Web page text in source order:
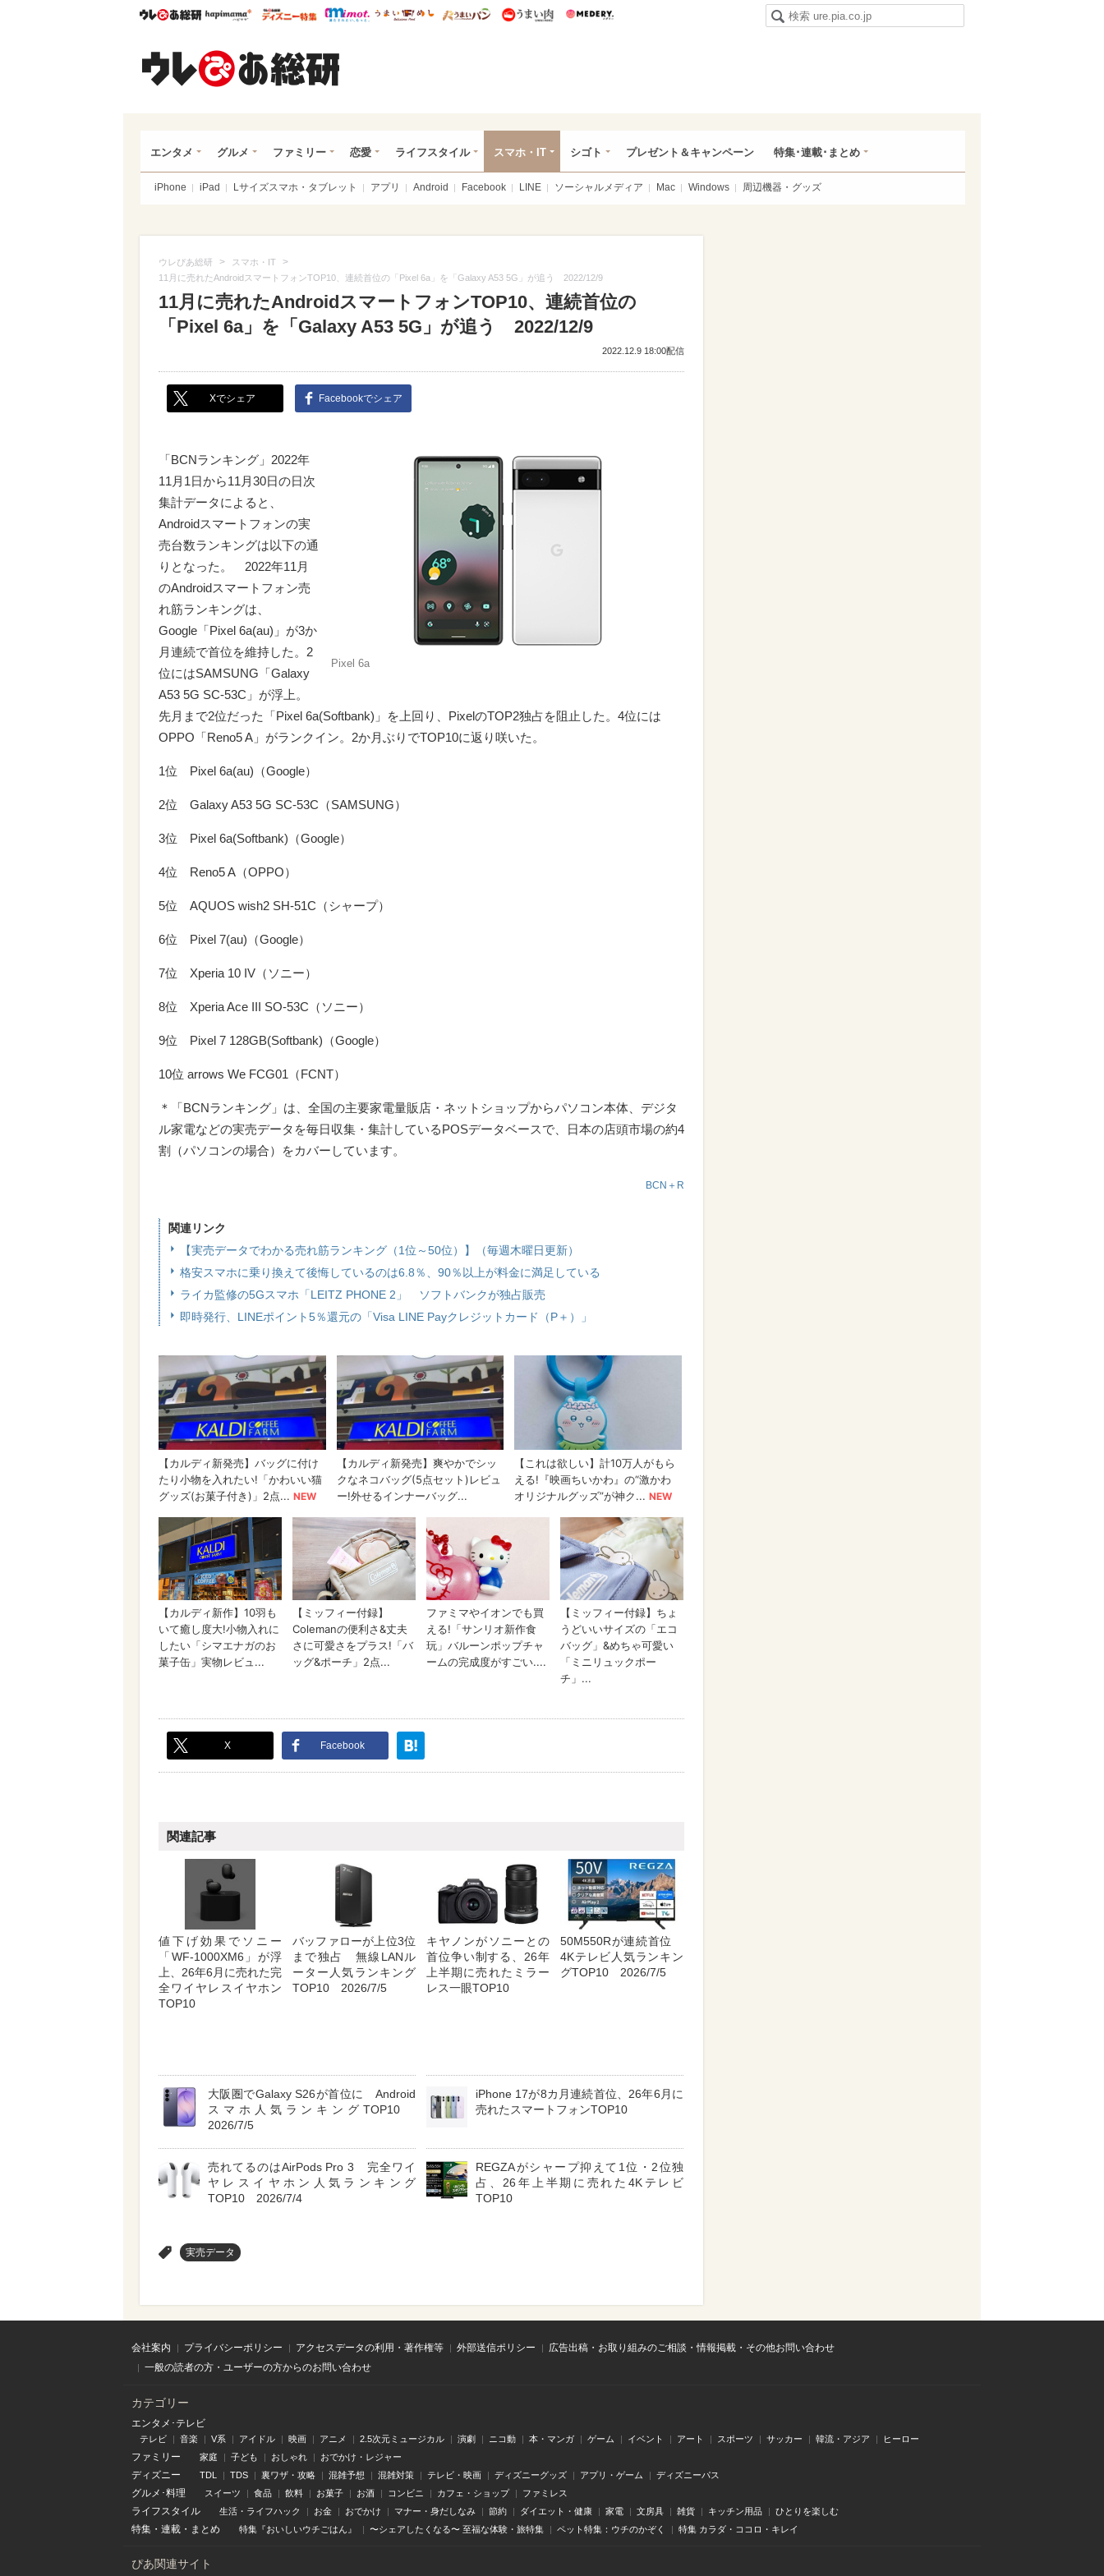
ウレぴあ総研ハピママ* ウレぴあ総研 ディズニー特集
mimot. うまいめし うまいパン うまい肉
エンタメ グルメ ファミリー 恋愛 ライフスタイル スマホ・IT シゴト プレゼント＆キャンペーン 特集･連載･まとめ
iPhone iPad Lサイズスマホ・タブレット アプリ Android Facebook LINE ソーシャルメディア Mac Windows 周辺機器・グッズ
ウレぴあ総研 > スマホ・IT >
11月に売れたAndroidスマートフォンTOP10、連続首位の「Pixel 6a」を「Galaxy A53 5G」が追う 2022/12/9
11月に売れたAndroidスマートフォンTOP10、連続首位の
「Pixel 6a」を「Galaxy A53 5G」が追う 2022/12/9
2022.12.9 18:00配信
Xでシェア Facebookでシェア
Pixel 6a
「BCNランキング」2022年
11月1日から11月30日の日次
集計データによると、
Androidスマートフォンの実
売台数ランキングは以下の通
りとなった。 2022年11月
のAndroidスマートフォン売
れ筋ランキングは、
Google「Pixel 6a(au)」が3か
月連続で首位を維持した。2
位にはSAMSUNG「Galaxy
A53 5G SC-53C」が浮上。
先月まで2位だった「Pixel 6a(Softbank)」を上回り、PixelのTOP2独占を阻止した。4位には
OPPO「Reno5 A」がランクイン。2か月ぶりでTOP10に返り咲いた。
1位 Pixel 6a(au)（Google）
2位 Galaxy A53 5G SC-53C（SAMSUNG）
3位 Pixel 6a(Softbank)（Google）
4位 Reno5 A（OPPO）
5位 AQUOS wish2 SH-51C（シャープ）
6位 Pixel 7(au)（Google）
7位 Xperia 10 IV（ソニー）
8位 Xperia Ace III SO-53C（ソニー）
9位 Pixel 7 128GB(Softbank)（Google）
10位 arrows We FCG01（FCNT）
＊「BCNランキング」は、全国の主要家電量販店・ネットショップからパソコン本体、デジタ
ル家電などの実売データを毎日収集・集計しているPOSデータベースで、日本の店頭市場の約4
割（パソコンの場合）をカバーしています。
BCN＋R
関連リンク
【実売データでわかる売れ筋ランキング（1位～50位）】（毎週木曜日更新）
格安スマホに乗り換えて後悔しているのは6.8％、90％以上が料金に満足している
ライカ監修の5Gスマホ「LEITZ PHONE 2」 ソフトバンクが独占販売
即時発行、LINEポイント5％還元の「Visa LINE Payクレジットカード（P＋）」
X Facebook
関連記事
値下げ効果でソニー
「WF-1000XM6」が浮
上、26年6月に売れた完
全ワイヤレスイヤホン
TOP10
バッファローが上位3位
まで独占 無線LANル
ーター人気ランキング
TOP10 2026/7/5
キヤノンがソニーとの
首位争い制する、26年
上半期に売れたミラー
レス一眼TOP10
50M550Rが連続首位
4Kテレビ人気ランキン
グTOP10 2026/7/5
大阪圏でGalaxy S26が首位に Android
スマホ人気ランキングTOP10
2026/7/5
iPhone 17が8カ月連続首位、26年6月に
売れたスマートフォンTOP10
売れてるのはAirPods Pro 3 完全ワイ
ヤレスイヤホン人気ランキング
TOP10 2026/7/4
REGZAがシャープ抑えて1位・2位独
占、26年上半期に売れた4Kテレビ
TOP10
実売データ
会社案内 プライバシーポリシー アクセスデータの利用・著作権等 外部送信ポリシー
広告出稿・お取り組みのご相談・情報掲載・その他お問い合わせ
一般の読者の方・ユーザーの方からのお問い合わせ
カテゴリー
エンタメ･テレビ
テレビ 音楽 V系 アイドル 映画 アニメ 2.5次元ミュージカル 演劇 ニコ動 本・マンガ ゲーム イベント アート スポーツ サッカー 韓流・アジア ヒーロー
ファミリー 家庭 子ども おしゃれ おでかけ・レジャー
ディズニー TDL TDS 裏ワザ・攻略 混雑予想 混雑対策 テレビ・映画 ディズニーグッズ アプリ・ゲーム ディズニーパス
グルメ･料理 スイーツ 食品 飲料 お菓子 お酒 コンビニ カフェ・ショップ ファミレス
ライフスタイル 生活・ライフハック お金 おでかけ マナー・身だしなみ 節約 ダイエット・健康 家電 文房具 雑貨 キッチン用品 ひとりを楽しむ
特集 ・ 連載 ・ まとめ 特集『おいしいウチごはん』 〜シェアしたくなる〜 至福な体験・旅特集 ペット特集：ウチのかぞく 特集 カラダ・ココロ・キレイ
ぴあ関連サイト